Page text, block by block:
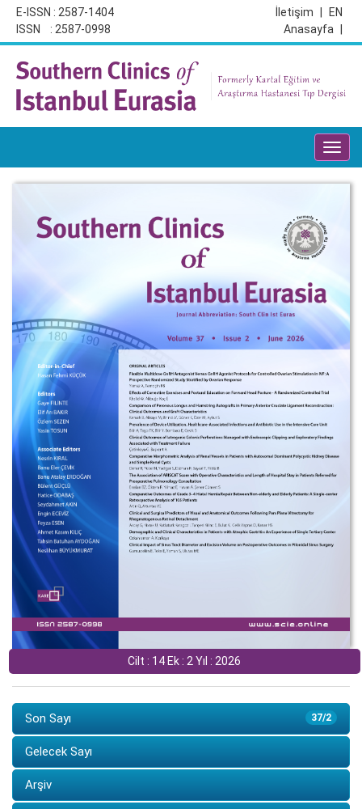
E-ISSN : 2587-1404
ISSN : 2587-0998
EN
İletişim
Anasayfa
Cilt : 14 Ek : 2 Yıl : 2026
37/2
Son Sayı
Gelecek Sayı
Arşiv